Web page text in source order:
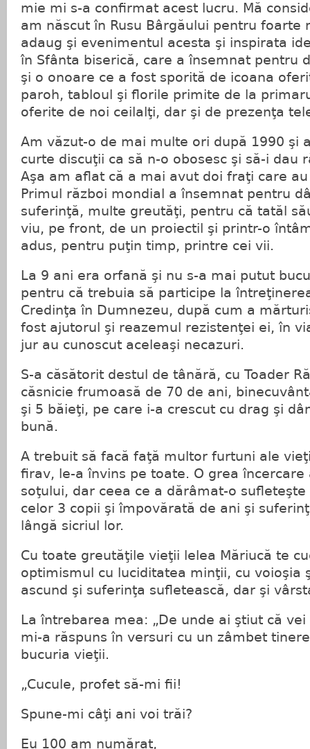
mie mi s-a confirmat acest lucru. Mă
am născut în Rusu Bârgăului pentru foarte
adaug şi evenimentul acesta şi inspirata
în Sfânta biserică, care a însemnat pentru
şi o onoare ce a fost sporită de icoana
paroh, tabloul şi florile primite de la
oferite de noi ceilalţi, dar şi de prezenţa
Am văzut-o de mai multe ori după 1990 şi
curte discuţii ca să n-o obosesc şi să-i dau
Aşa am aflat că a mai avut doi fraţi care
Primul război mondial a însemnat pentru
suferinţă, multe greutăţi, pentru că tatăl
viu, pe front, de un proiectil şi printr-o
adus, pentru puţin timp, printre cei vii.
La 9 ani era orfană şi nu s-a mai putut
pentru că trebuia să participe la
Credinţa în Dumnezeu, după cum a
fost ajutorul şi reazemul rezistenţei ei, în
jur au cunoscut aceleaşi necazuri.
S-a căsătorit destul de tânără, cu Toader
căsnicie frumoasă de 70 de ani,
şi 5 băieţi, pe care i-a crescut cu drag şi
bună.
A trebuit să facă faţă multor furtuni ale
firav, le-a învins pe toate. O grea
soţului, dar ceea ce a dărâmat-o
celor 3 copii şi împovărată de ani şi
lângă sicriul lor.
Cu toate greutăţile vieţii lelea Măriucă te
optimismul cu luciditatea minţii, cu voioşia
ascund şi suferinţa sufletească, dar şi
La întrebarea mea: „De unde ai ştiut că
mi-a răspuns în versuri cu un zâmbet
bucuria vieţii.
„Cucule, profet să-mi fii!
Spune-mi câţi ani voi trăi?
Eu 100 am numărat,